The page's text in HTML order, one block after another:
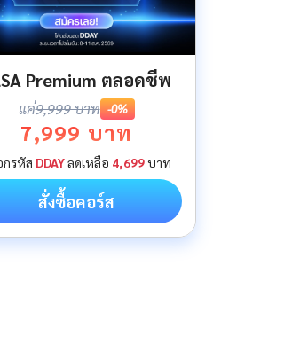
Premium ตลอดชีพ
แค่9,999 บาท -0%
7,999 บาท
กรหัส DDAYลดเหลือ 4,699บาท
สั่งซื้อคอร์ส